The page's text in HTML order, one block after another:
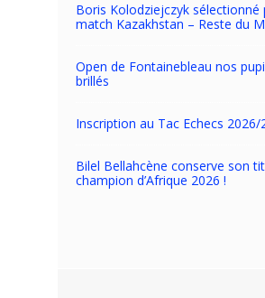
Boris Kolodziejczyk sélectionné
match Kazakhstan – Reste du
Open de Fontainebleau nos
brillés
Inscription au Tac Echecs 2026/
Bilel Bellahcène conserve son
champion d’Afrique 2026 !